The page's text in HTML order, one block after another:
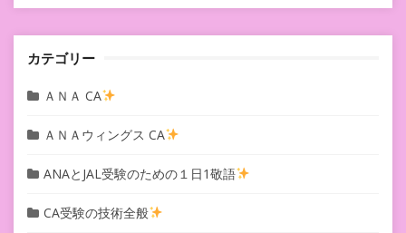
ン
カテゴリー
ＡＮＡ CA
ＡＮＡウィングス CA
ANAとJAL受験のための１日1敬語
CA受験の技術全般